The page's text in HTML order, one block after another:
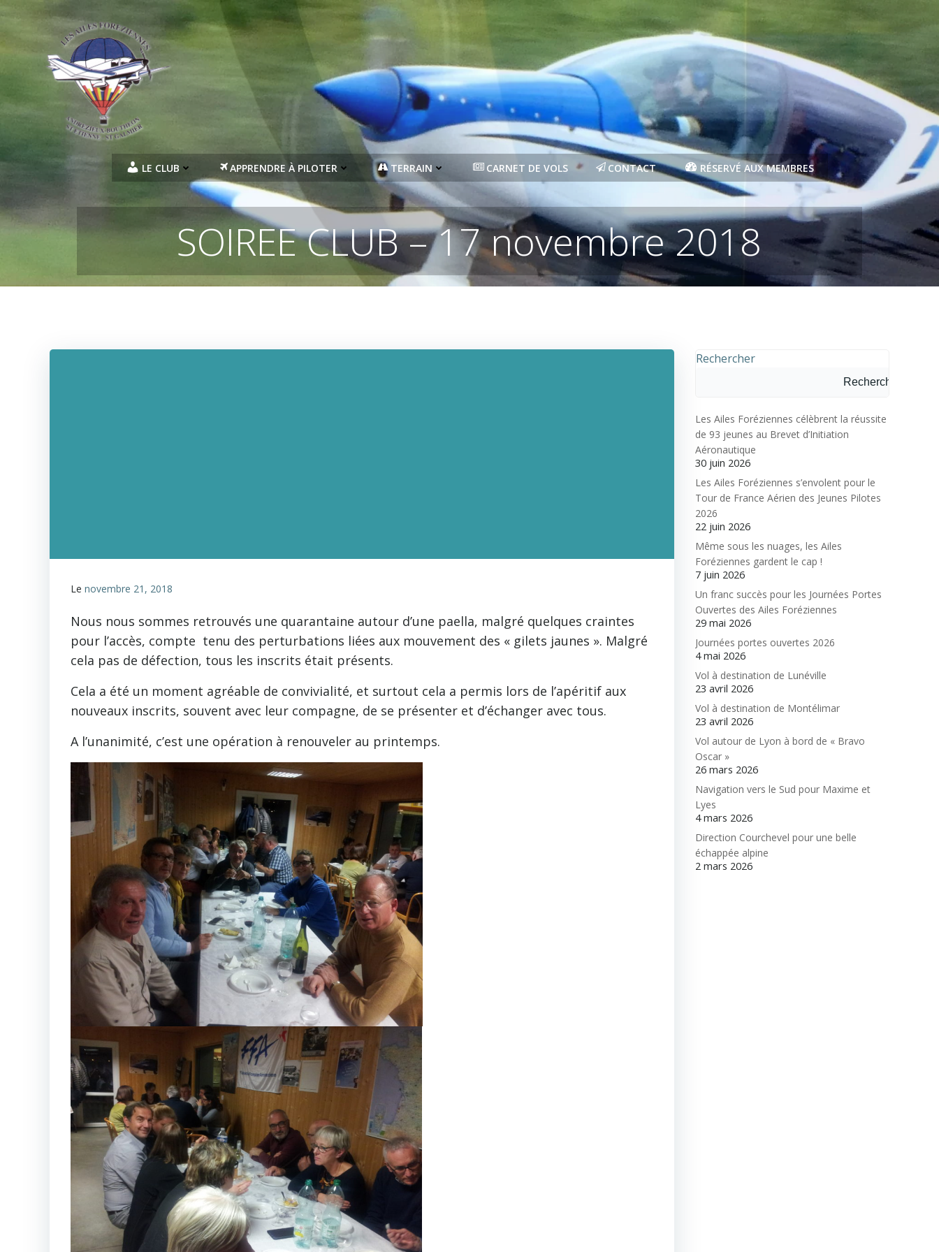
contenu
LE CLUB APPRENDRE À PILOTER TERRAIN CARNET DE VOLS CONTACT RÉSERVÉ AUX MEMBRES
SOIREE CLUB – 17 novembre 2018
Le novembre 21, 2018
Nous nous sommes retrouvés une quarantaine autour d’une paella, malgré quelques craintes
pour l’accès, compte tenu des perturbations liées aux mouvement des « gilets jaunes ». Malgré
cela pas de défection, tous les inscrits était présents.
Cela a été un moment agréable de convivialité, et surtout cela a permis lors de l’apéritif aux
nouveaux inscrits, souvent avec leur compagne, de se présenter et d’échanger avec tous.
A l’unanimité, c’est une opération à renouveler au printemps.
Rechercher
Rechercher
Les Ailes Foréziennes célèbrent la réussite
de 93 jeunes au Brevet d’Initiation
Aéronautique
30 juin 2026
Les Ailes Foréziennes s’envolent pour le
Tour de France Aérien des Jeunes Pilotes
2026
22 juin 2026
Même sous les nuages, les Ailes
Foréziennes gardent le cap !
7 juin 2026
Un franc succès pour les Journées Portes
Ouvertes des Ailes Foréziennes
29 mai 2026
Journées portes ouvertes 2026
4 mai 2026
Vol à destination de Lunéville
23 avril 2026
Vol à destination de Montélimar
23 avril 2026
Vol autour de Lyon à bord de « Bravo
Oscar »
26 mars 2026
Navigation vers le Sud pour Maxime et
Lyes
4 mars 2026
Direction Courchevel pour une belle
échappée alpine
2 mars 2026